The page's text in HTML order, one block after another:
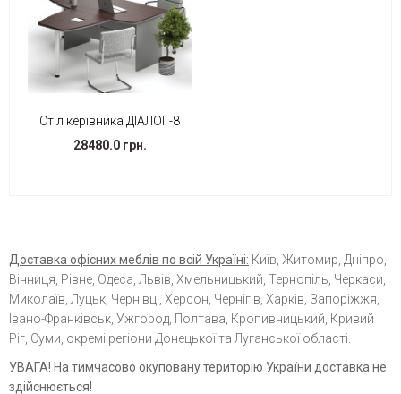
Стіл керівника ДІАЛОГ-8
28480.0 грн.
Доставка офісних меблів по всій Україні: Київ, Житомир, Дніпро,
Вінниця, Рівне, Одеса, Львів, Хмельницький, Тернопіль, Черкаси,
Миколаїв, Луцьк, Чернівці, Херсон, Чернігів, Харків, Запоріжжя,
Івано-Франківськ, Ужгород, Полтава, Кропивницький, Кривий
Ріг, Суми, окремі регіони Донецької та Луганської області.
УВАГА! На тимчасово окуповану територію України доставка не
здійснюється!